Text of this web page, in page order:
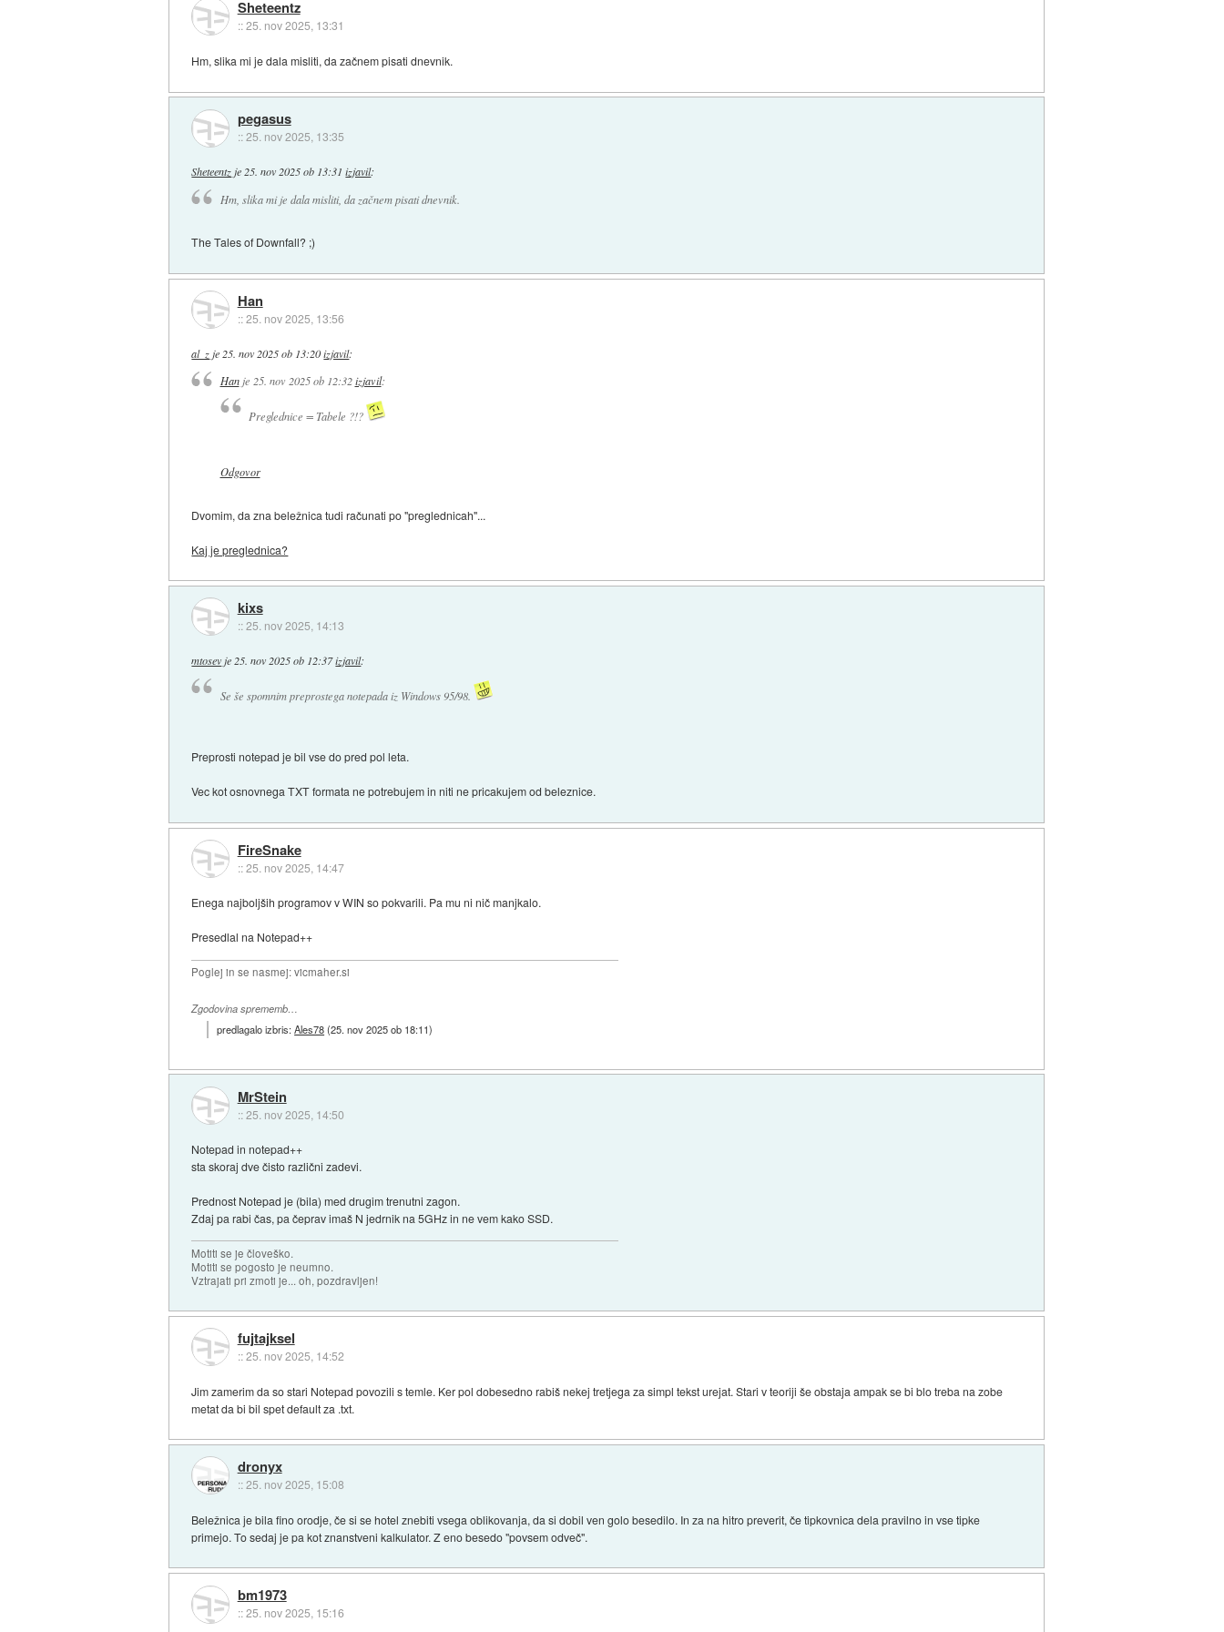
Sheteentz
::25. nov 2025, 13:31
Hm, slika mi je dala misliti, da začnem pisati dnevnik.
pegasus
::25. nov 2025, 13:35
Sheteentz je 25. nov 2025 ob 13:31 izjavil:
Hm, slika mi je dala misliti, da začnem pisati dnevnik.
The Tales of Downfall? ;)
Han
::25. nov 2025, 13:56
al_z je 25. nov 2025 ob 13:20 izjavil:
Hanje 25. nov 2025 ob 12:32 izjavil:
Preglednice = Tabele ?!?
Odgovor
Dvomim, da zna beležnica tudi računati po "preglednicah"...
Kaj je preglednica?
kixs
::25. nov 2025, 14:13
mtosev je 25. nov 2025 ob 12:37izjavil:
Se še spomnim preprostega notepada iz Windows 95/98.
Preprosti notepad je bil vse do pred pol leta.
Vec kot osnovnega TXT formata ne potrebujem in niti ne pricakujem od beleznice.
FireSnake
::25. nov 2025, 14:47
Enega najboljših programov v WIN so pokvarili. Pa mu ni nič manjkalo.
Presedlal na Notepad++
Poglej in se nasmej: vicmaher.si
Zgodovina sprememb…
predlagalo izbris:Ales78(25. nov 2025 ob 18:11)
MrStein
::25. nov 2025, 14:50
Notepad in notepad++
sta skoraj dve čisto različni zadevi.
Prednost Notepad je (bila) med drugim trenutni zagon.
Zdaj pa rabi čas, pa čeprav imaš N jedrnik na 5GHz in ne vem kako SSD.
Motiti se je človeško.
Motiti se pogosto je neumno.
Vztrajati pri zmoti je... oh, pozdravljen!
fujtajksel
::25. nov 2025, 14:52
Jim zamerim da so stari Notepad povozili s temle. Ker pol dobesedno rabiš nekej tretjega za simpl tekst urejat. Stari v teoriji še obstaja ampak se bi blo treba na zobe
metat da bi bil spet default za .txt.
dronyx
::25. nov 2025, 15:08
Beležnica je bila fino orodje, če si se hotel znebiti vsega oblikovanja, da si dobil ven golo besedilo. In za na hitro preverit, če tipkovnica dela pravilno in vse tipke
primejo. To sedaj je pa kot znanstveni kalkulator. Z eno besedo "povsem odveč".
bm1973
::25. nov 2025, 15:16